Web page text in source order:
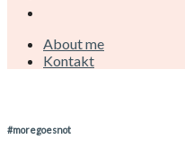
About me
Kontakt
#moregoesnot